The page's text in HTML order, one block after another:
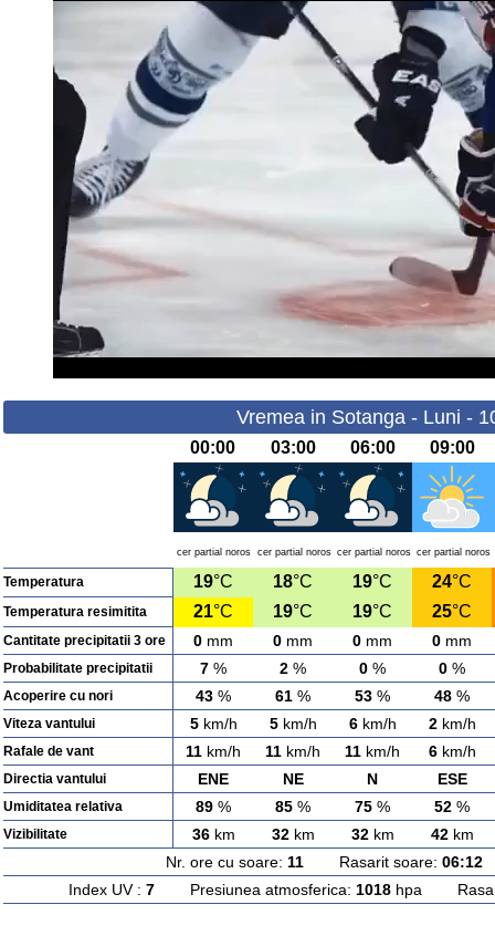
Vremea in Sotanga - Luni -
00:00 03:00 06:00 09:00
cer partial noros cer partial noros cer partial noros cer partial noros
Temperatura 19°C 18°C 19°C 24°C
Temperatura resimitita 21°C 19°C 19°C 25°C
Cantitate precipitatii 3 ore 0 mm 0 mm 0 mm 0 mm
Probabilitate precipitatii 7 % 2 % 0 % 0 %
Acoperire cu nori 43 % 61 % 53 % 48 %
Viteza vantului 5km/h 5km/h 6km/h 2km/h
Rafale de vant 11 km/h 11 km/h 11 km/h 6km/h
Directia vantului ENE NE N ESE
Umiditatea relativa 89 % 85 % 75 % 52 %
Vizibilitate 36km 32km 32km 42km
Nr. ore cu soare: 11 Rasarit soare: 06:12
Index UV : 7Presiunea atmosferica: 1018hpa